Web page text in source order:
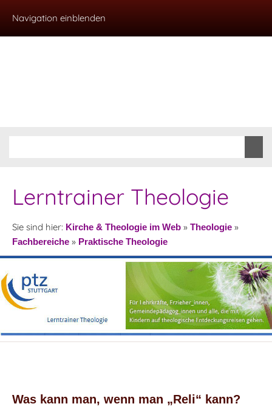
Navigation einblenden
Lerntrainer Theologie
Sie sind hier: Kirche & Theologie im Web » Theologie »
Fachbereiche » Praktische Theologie
Was kann man, wenn man „Reli“ kann?